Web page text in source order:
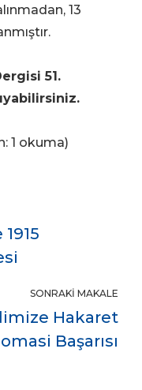
13
51.
1 okuma)
SONRAKI MAKALE
Hakaret
Başarısı